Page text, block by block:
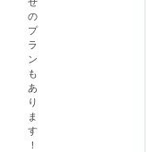
の
プ
ラ
ン
も
あ
り
ま
す
！